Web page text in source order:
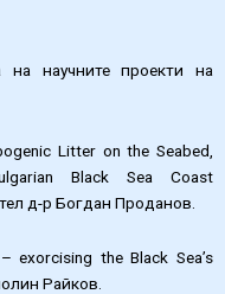
на научните проекти на
Litter on the Seabed,
Black Sea Coast
д-р Богдан Проданов.
– exorcising the Black Sea’s
Райков.